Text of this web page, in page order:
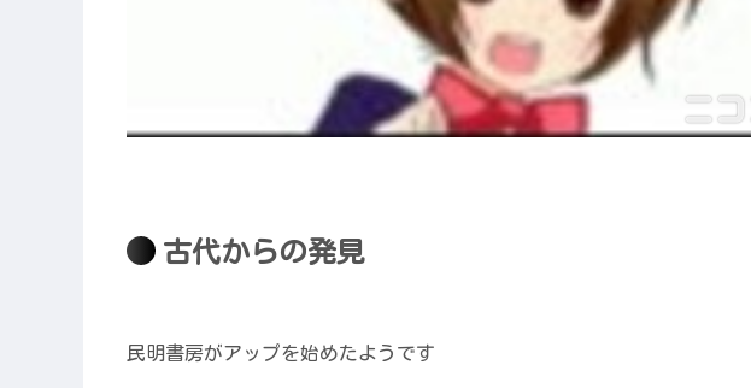
古代からの発見
民明書房がアップを始めたようです